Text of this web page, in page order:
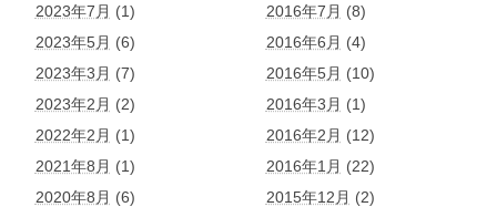
2023年7月 (1)
2023年5月 (6)
2023年3月 (7)
2023年2月 (2)
2022年2月 (1)
2021年8月 (1)
2020年8月 (6)
2016年7月 (8)
2016年6月 (4)
2016年5月 (10)
2016年3月 (1)
2016年2月 (12)
2016年1月 (22)
2015年12月 (2)